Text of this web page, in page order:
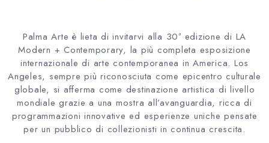
Palma Arte è lieta di invitarvi alla 30ª edizione di LA
Modern + Contemporary, la più completa esposizione
internazionale di arte contemporanea in America. Los
Angeles, sempre più riconosciuta come epicentro culturale
globale, si afferma come destinazione artistica di livello
mondiale grazie a una mostra all’avanguardia, ricca di
programmazioni innovative ed esperienze uniche pensate
per un pubblico di collezionisti in continua crescita.